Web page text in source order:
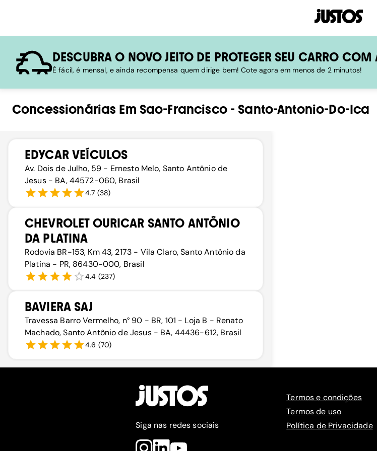
DESCUBRA O NOVO JEITO DE PROTEGER SEU CARRO COM
É fácil, é mensal, e ainda recompensa quem dirige bem! Cote agora em menos de 2 minutos!
Concessionárias Em Sao-Francisco- Santo-Antonio-Do-Ica
EDYCAR VEÍCULOS
Av. Dois de Julho, 59 - Ernesto Melo, Santo Antônio de
Jesus - BA, 44572-060, Brasil
4.7 (38)
CHEVROLET OURICAR SANTO ANTÔNIO
DA PLATINA
Rodovia BR-153, Km 43, 2173 - Vila Claro, Santo Antônio da
Platina - PR, 86430-000, Brasil
4.4 (237)
BAVIERA SAJ
Travessa Barro Vermelho, n° 90 - BR, 101 - Loja B - Renato
Machado, Santo Antônio de Jesus - BA, 44436-612, Brasil
4.6 (70)
Siga nas redes sociais
Termos e condições
Termos de uso
Política de Privacidade